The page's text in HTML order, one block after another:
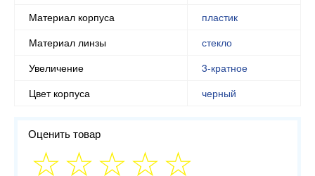
Материал корпуса
пластик
Материал линзы
стекло
Увеличение
3-кратное
Цвет корпуса
черный
Оценить товар